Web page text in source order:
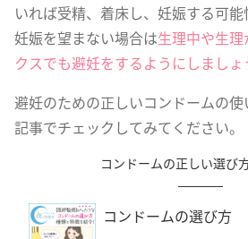
いれば受精、着床し、妊娠する可能
妊娠を望まない場合は生理中や生
クスでも避妊をするようにしましょ
避妊のための正しいコンドームの
記事でチェックしてみてください。
コンドームの正しい選び
コンドームの選び方